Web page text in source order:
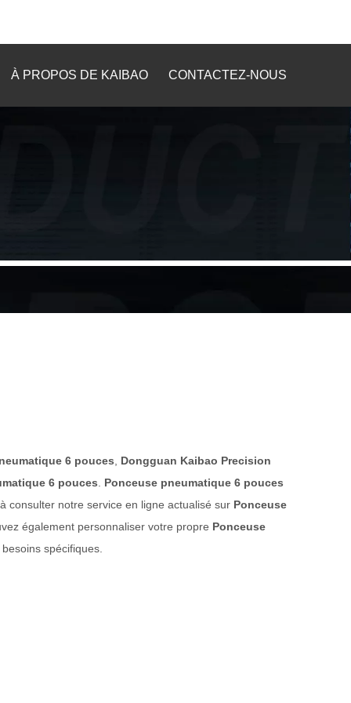
À PROPOS DE KAIBAO CONTACTEZ-NOUS
6 pouces
Dongguan Kaibao Precision
6 pouces
Ponceuse pneumatique 6 pouces
consulter notre service en ligne actualisé sur Ponceuse
également personnaliser votre propre Ponceuse
spécifiques.